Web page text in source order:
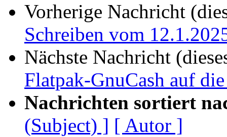
Vorherige Nachricht
Schreiben vom
Nächste Nachricht
Flatpak-GnuCash auf
Nachrichten sortiert
(Subject) ] [ Autor ]